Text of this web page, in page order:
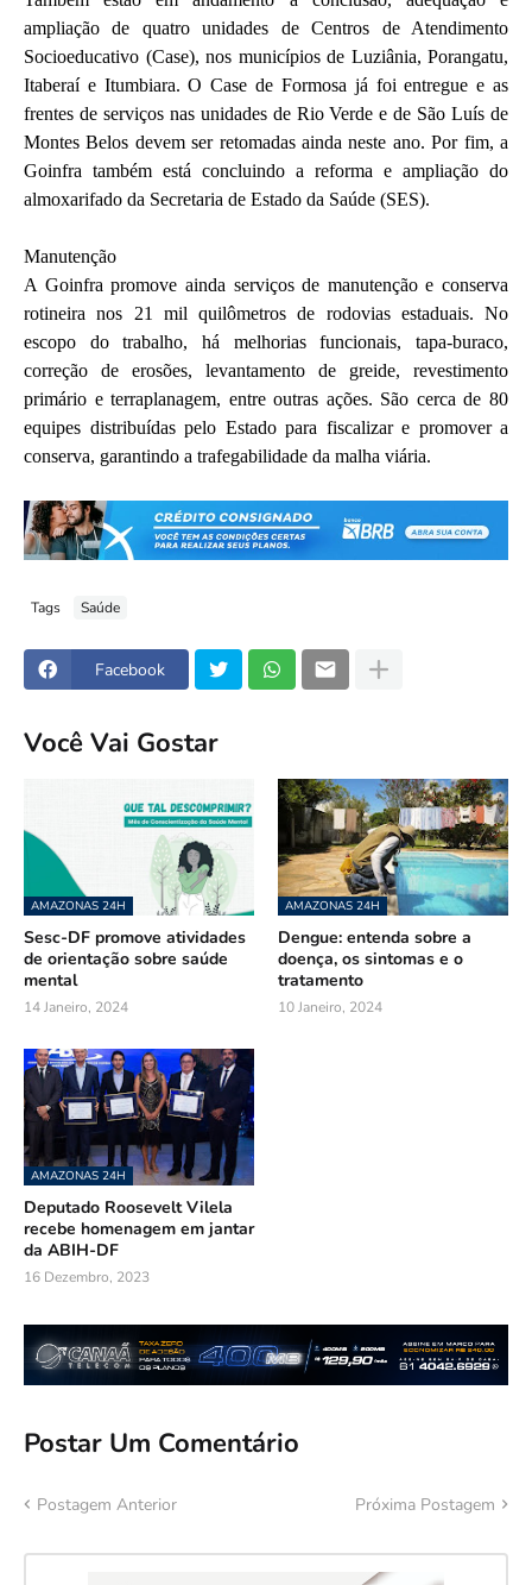
ampliação de quatro unidades de Centros de Atendimento
Socioeducativo (Case), nos municípios de Luziânia, Porangatu,
Itaberaí e Itumbiara. O Case de Formosa já foi entregue e as
frentes de serviços nas unidades de Rio Verde e de São Luís de
Montes Belos devem ser retomadas ainda neste ano. Por fim, a
Goinfra também está concluindo a reforma e ampliação do
almoxarifado da Secretaria de Estado da Saúde (SES).
Manutenção
A Goinfra promove ainda serviços de manutenção e conserva
rotineira nos 21 mil quilômetros de rodovias estaduais. No
escopo do trabalho, há melhorias funcionais, tapa-buraco,
correção de erosões, levantamento de greide, revestimento
primário e terraplanagem, entre outras ações. São cerca de 80
equipes distribuídas pelo Estado para fiscalizar e promover a
conserva, garantindo a trafegabilidade da malha viária.
Tags Saúde
Facebook
Você Vai Gostar
AMAZONAS 24H
Sesc-DF promove atividades
de orientação sobre saúde
mental
14 Janeiro, 2024
AMAZONAS 24H
Dengue: entenda sobre a
doença, os sintomas e o
tratamento
10 Janeiro, 2024
AMAZONAS 24H
Deputado Roosevelt Vilela
recebe homenagem em jantar
da ABIH-DF
16 Dezembro, 2023
Postar Um Comentário
Postagem Anterior Próxima Postagem